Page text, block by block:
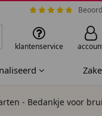
klantenservice
- Bedankje voor